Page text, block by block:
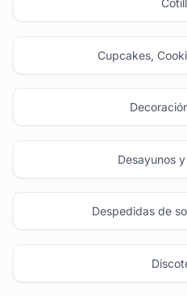
Cupcakes,
Desayunos
Despedidas de